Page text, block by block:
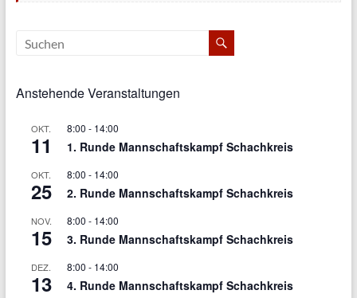
Anstehende Veranstaltungen
OKT.
11
8:00 - 14:00
1. Runde Mannschaftskampf Schachkreis
OKT.
25
8:00 - 14:00
2. Runde Mannschaftskampf Schachkreis
NOV.
15
8:00 - 14:00
3. Runde Mannschaftskampf Schachkreis
DEZ.
13
8:00 - 14:00
4. Runde Mannschaftskampf Schachkreis